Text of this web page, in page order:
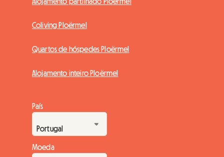
Coliving Ploërmel
Quartos de hóspedes Ploërmel
Alojamento inteiro Ploërmel
País
Moeda